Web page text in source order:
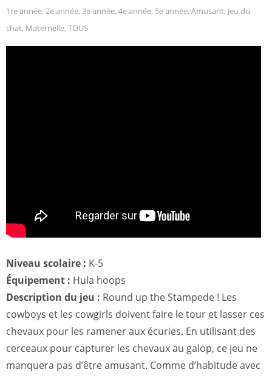
1re année, 2e année, 3e année, 4e année, 5e année, Amusant, Jeu du
chat, Maternelle, TOUS
Niveau scolaire : K-5
Équipement : Hula hoops
Description du jeu : Round up the Stampede ! Les
cowboys et les cowgirls doivent faire le tour et lasser ces
chevaux pour les ramener aux écuries. En utilisant des
cerceaux pour capturer les chevaux au galop, ce jeu ne
manquera pas d’être amusant. Comme d’habitude avec